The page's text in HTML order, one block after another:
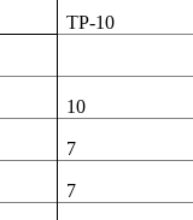
TP-10
10
7
7